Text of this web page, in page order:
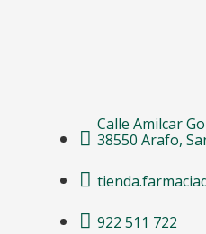
Calle Amilcar
38550 Arafo,
922 511 722